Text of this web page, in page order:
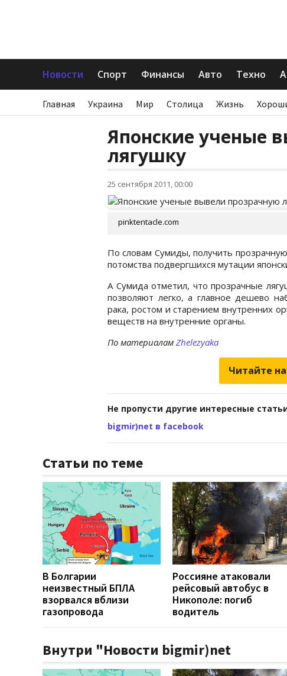
Новости Спорт Финансы Авто Техно
Главная Украина Мир Столица Жизнь
Японские ученые
лягушку
25 сентября 2011, 00:00
pinktentacle.com
По словам Сумиды, получить
потомства подвергшихся мутации
А Сумида отметил, что прозрачные
позволяют легко, а главное дешево
рака, ростом и старением внутренних
веществ на внутренние органы.
По материалам Zhelezyaka
Читайте
Не пропусти другие интересные
bigmir)net в facebook
Статьи по теме
В Болгарии
неизвестный БПЛА
взорвался вблизи
газопровода
Россияне атаковали
рейсовый автобус в
Никополе: погиб
водитель
Внутри "Новости bigmir)net